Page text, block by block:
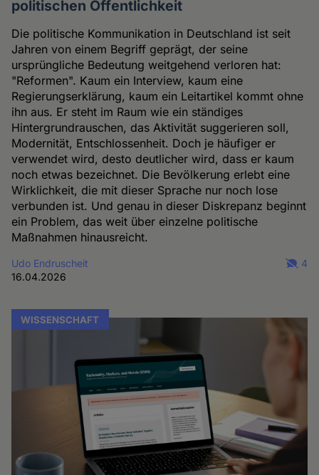
politischen Öffentlichkeit
Die politische Kommunikation in Deutschland ist seit
Jahren von einem Begriff geprägt, der seine
ursprüngliche Bedeutung weitgehend verloren hat:
"Reformen". Kaum ein Interview, kaum eine
Regierungserklärung, kaum ein Leitartikel kommt ohne
ihn aus. Er steht im Raum wie ein ständiges
Hintergrundrauschen, das Aktivität suggerieren soll,
Modernität, Entschlossenheit. Doch je häufiger er
verwendet wird, desto deutlicher wird, dass er kaum
noch etwas bezeichnet. Die Bevölkerung erlebt eine
Wirklichkeit, die mit dieser Sprache nur noch lose
verbunden ist. Und genau in dieser Diskrepanz beginnt
ein Problem, das weit über einzelne politische
Maßnahmen hinausreicht.
Udo Endruscheit
16.04.2026
4
WISSENSCHAFT